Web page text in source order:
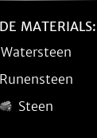
MATERIALS:
Watersteen
Runensteen
Steen